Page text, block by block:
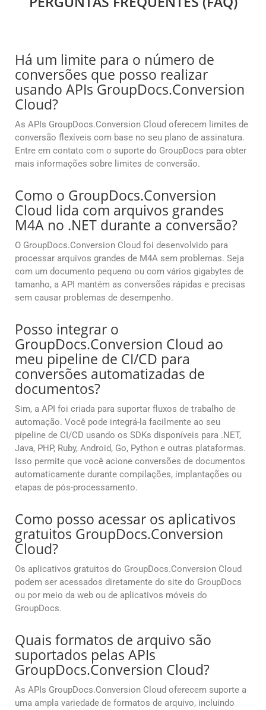
Há um limite para o número de
conversões que posso realizar
usando APIs GroupDocs.Conversion
Cloud?
As APIs GroupDocs.Conversion Cloud oferecem limites de
conversão flexíveis com base no seu plano de assinatura.
Entre em contato com o suporte do GroupDocs para obter
mais informações sobre limites de conversão.
Como o GroupDocs.Conversion
Cloud lida com arquivos grandes
M4A no .NET durante a conversão?
O GroupDocs.Conversion Cloud foi desenvolvido para
processar arquivos grandes de M4A sem problemas. Seja
com um documento pequeno ou com vários gigabytes de
tamanho, a API mantém as conversões rápidas e precisas
sem causar problemas de desempenho.
Posso integrar o
GroupDocs.Conversion Cloud ao
meu pipeline de CI/CD para
conversões automatizadas de
documentos?
Sim, a API foi criada para suportar fluxos de trabalho de
automação. Você pode integrá-la facilmente ao seu
pipeline de CI/CD usando os SDKs disponíveis para .NET,
Java, PHP, Ruby, Android, Go, Python e outras plataformas.
Isso permite que você acione conversões de documentos
automaticamente durante compilações, implantações ou
etapas de pós-processamento.
Como posso acessar os aplicativos
gratuitos GroupDocs.Conversion
Cloud?
Os aplicativos gratuitos do GroupDocs.Conversion Cloud
podem ser acessados diretamente do site do GroupDocs
ou por meio da web ou de aplicativos móveis do
GroupDocs.
Quais formatos de arquivo são
suportados pelas APIs
GroupDocs.Conversion Cloud?
As APIs GroupDocs.Conversion Cloud oferecem suporte a
uma ampla variedade de formatos de arquivo, incluindo